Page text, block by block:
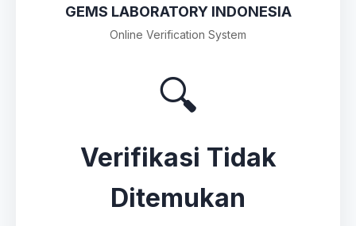
GEMS LABORATORY INDONESIA
Online Verification System
🔍
Verifikasi Tidak
Ditemukan